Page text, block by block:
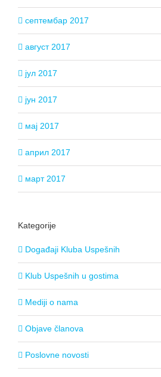
септембар 2017
август 2017
јул 2017
јун 2017
мај 2017
април 2017
март 2017
Kategorije
Događaji Kluba Uspešnih
Klub Uspešnih u gostima
Mediji o nama
Objave članova
Poslovne novosti